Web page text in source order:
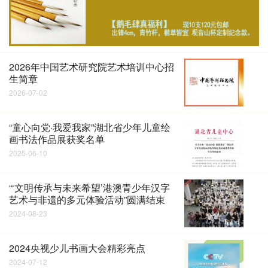
2026年中国艺术研究院艺术培训中心招
生简章
2026-07-02
“童心向党·我爱我家”湖北省少年儿童绘
画书法作品展获奖名单
2025-06-10
“‘文明传承与未来希望’港澳青少年汉字
艺术与非遗的多元体验活动”圆满结束
2024-08-23
2024央视少儿书画大会精彩亮点
2024-07-12